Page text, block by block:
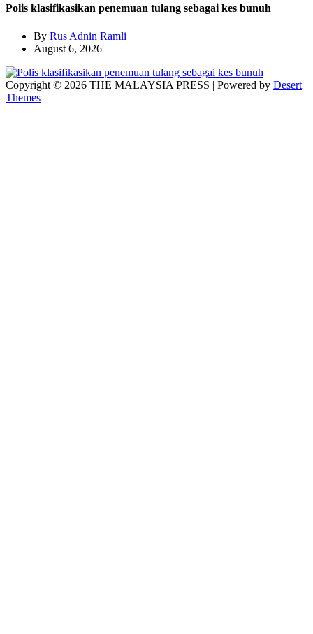
Polis klasifikasikan penemuan tulang sebagai kes bunuh
By Rus Adnin Ramli
August 6, 2026
Copyright © 2026 THE MALAYSIA PRESS | Powered by Desert
Themes